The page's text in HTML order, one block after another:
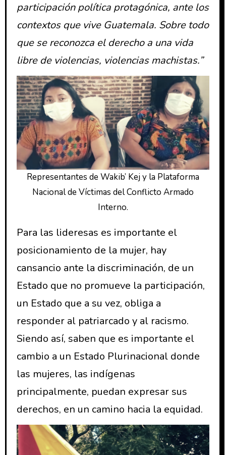
participación política protagónica, ante los
contextos que vive Guatemala. Sobre todo
que se reconozca el derecho a una vida
libre de violencias, violencias machistas.”
Representantes de Wakib’ Kej y la Plataforma
Nacional de Víctimas del Conflicto Armado
Interno.
Para las lideresas es importante el
posicionamiento de la mujer, hay
cansancio ante la discriminación, de un
Estado que no promueve la participación,
un Estado que a su vez, obliga a
responder al patriarcado y al racismo.
Siendo así, saben que es importante el
cambio a un Estado Plurinacional donde
las mujeres, las indígenas
principalmente, puedan expresar sus
derechos, en un camino hacia la equidad.